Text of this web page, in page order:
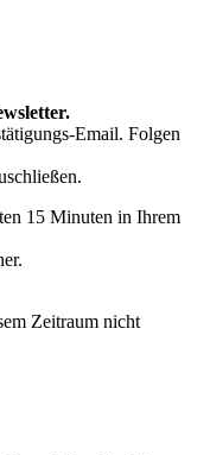
Email. Folgen
15 Minuten in Ihrem
Zeitraum nicht